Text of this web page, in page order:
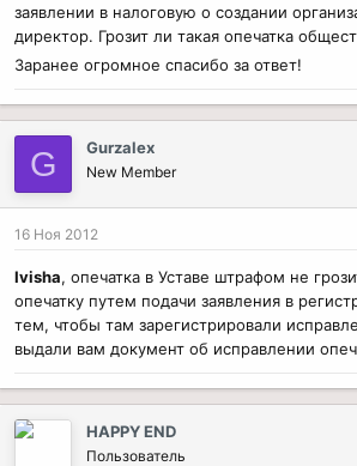
заявлении в налоговую о создании
директор. Грозит ли такая опечатка
Заранее огромное спасибо за ответ!
G Gurzalex
New Member
16 Ноя 2012
Ivisha, опечатка в Уставе штрафом не
опечатку путем подачи заявления в
тем, чтобы там зарегистрировали
выдали вам документ об исправлении
HAPPY END
Пользователь